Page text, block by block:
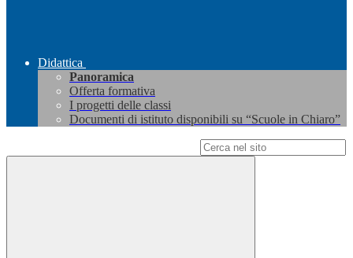
Didattica
Panoramica
Offerta formativa
I progetti delle classi
Documenti di istituto disponibili su “Scuole in Chiaro”